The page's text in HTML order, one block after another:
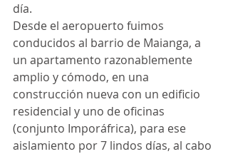
día.
Desde el aeropuerto fuimos
conducidos al barrio de Maianga, a
un apartamento razonablemente
amplio y cómodo, en una
construcción nueva con un edificio
residencial y uno de oficinas
(conjunto Imporáfrica), para ese
aislamiento por 7 lindos días, al cabo